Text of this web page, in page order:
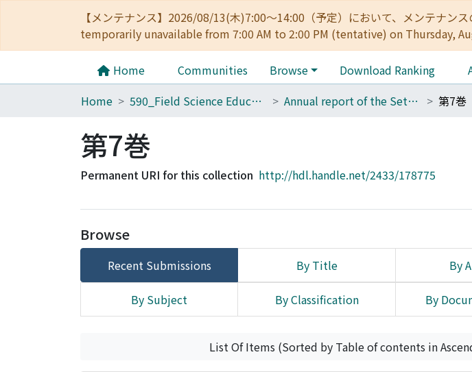
【メンテナンス】2026/08/13(木)7:00～14:00（予定）において、メンテナ
temporarily unavailable from 7:00 AM to 2:00 PM (tentative) on Thursday,
Home Communities Browse Download Ranking
Home
590_Field Science Education and Research Center Annual report of the Seto Marine Biological Laboratory 第7巻
第7巻
Permanent URI for this collection http://hdl.handle.net/2433/178775
Browse
Recent Submissions By Title By
By Subject By Classification By
List Of Items (Sorted by Table of contents in